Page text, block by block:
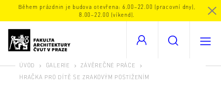
Během prázdnin je budova otevřena: 6.00–22.00 (pracovní dny),
8.00–22.00 (víkend).
ÚVOD GALERIE
ZÁVĚREČNÉ PRÁCE
HRAČKA PRO DÍTĚ SE ZRAKOVÝM POSTIŽENÍM